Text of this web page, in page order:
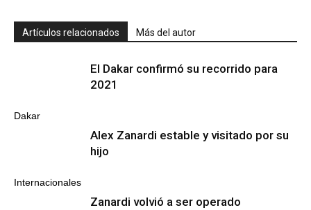
Artículos relacionados Más del autor
Dakar
El Dakar confirmó su recorrido para
2021
Internacionales
Alex Zanardi estable y visitado por su
hijo
Zanardi volvió a ser operado